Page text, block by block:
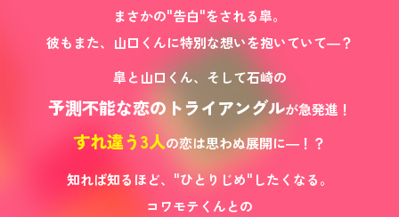
まさかの"告白"をされる皐。
彼もまた、山口くんに特別な想いを抱いていて―？
皐と山口くん、そして石崎の
予測不能な恋のトライアングルが急発進！
すれ違う3人の恋は思わぬ展開に―！？
知れば知るほど、"ひとりじめ"したくなる。
コワモテくんとの